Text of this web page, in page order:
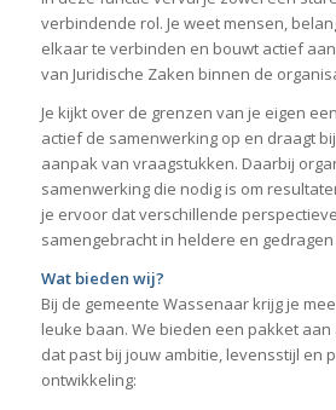
verbindende rol. Je weet mensen,
elkaar te verbinden en bouwt actief
van Juridische Zaken binnen de
Je kijkt over de grenzen van je eigen
actief de samenwerking op en draagt
aanpak van vraagstukken. Daarbij
samenwerking die nodig is om
je ervoor dat verschillende
samengebracht in heldere en
Wat bieden wij?
Bij de gemeente Wassenaar krijg je
leuke baan. We bieden een pakket
dat past bij jouw ambitie, levensstijl en
ontwikkeling: